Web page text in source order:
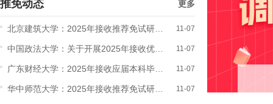
推免动态 更多
11-07
11-07
11-07
11-07